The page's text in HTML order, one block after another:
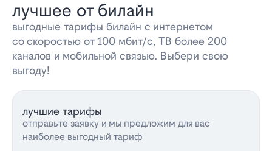
лучшее от билайн
выгодные тарифы билайн с интернетом
со скоростью от 100 мбит/с, ТВ более 200
каналов и мобильной связью. Выбери свою
выгоду!
лучшие тарифы
отправьте заявку и мы предложим для вас
наиболее выгодный тариф